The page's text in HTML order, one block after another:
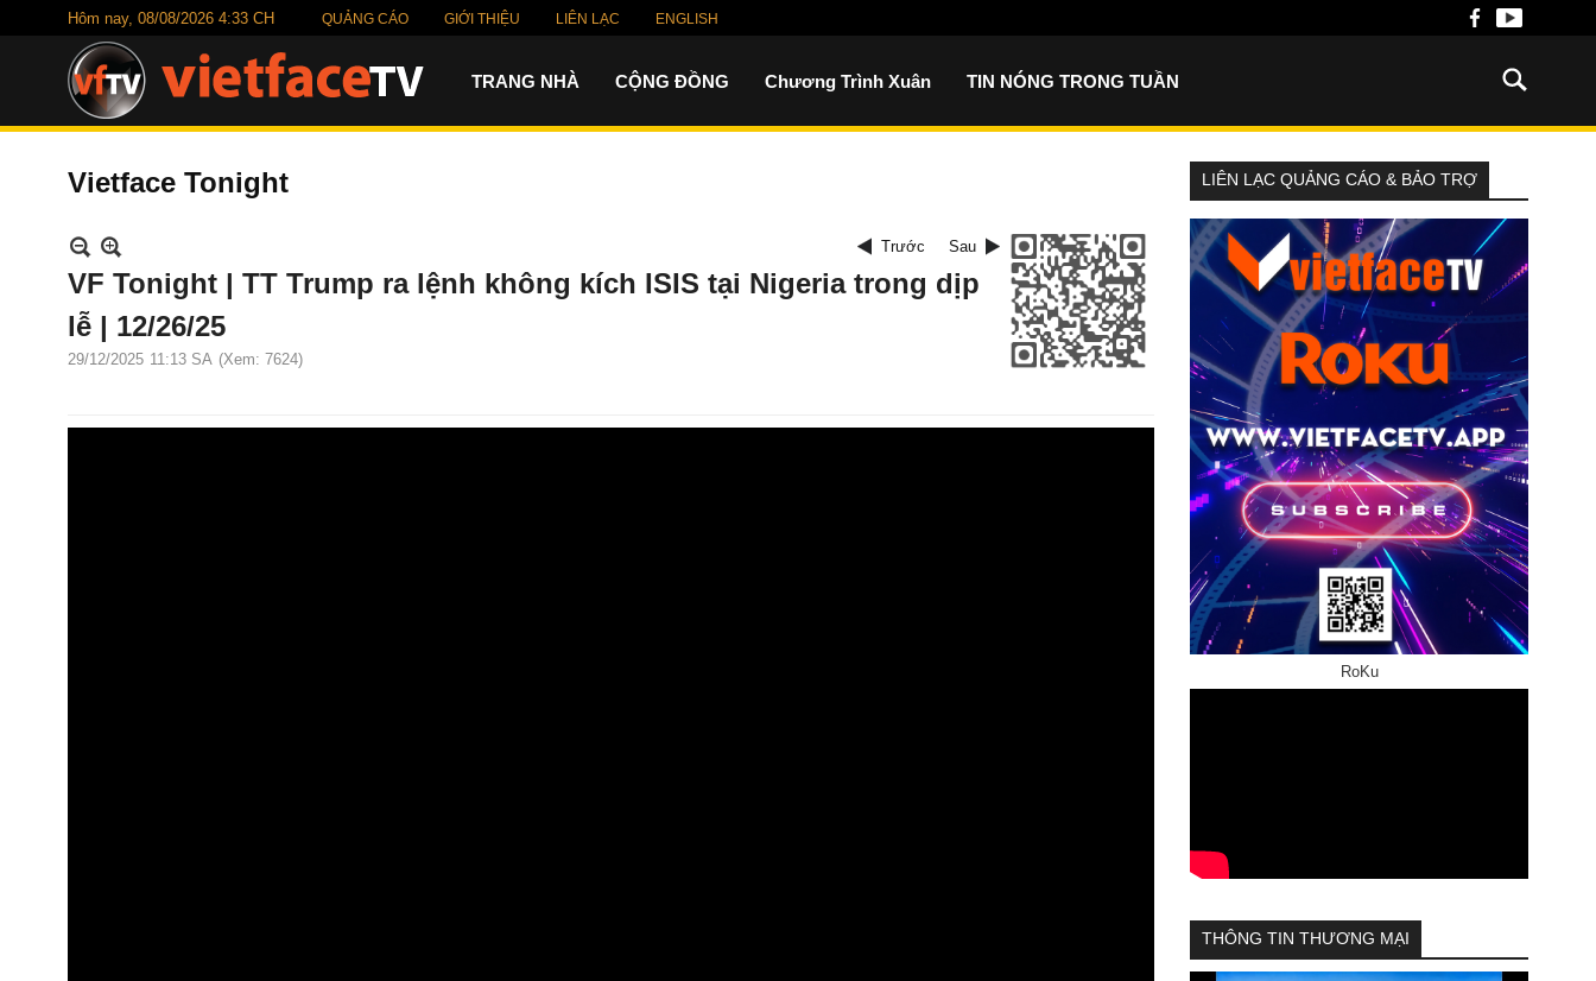
Hôm nay, 08/08/2026 4:33 CH QUẢNG CÁO GIỚI THIỆU LIÊN LẠC ENGLISH
TRANG NHÀ CỘNG ĐỒNG Chương Trình Xuân TIN NÓNG TRONG TUẦN
Vietface Tonight
Trước Sau
VF Tonight | TT Trump ra lệnh không kích ISIS tại Nigeria trong dịp
lễ | 12/26/25
29/12/2025 11:13 SA (Xem: 7624)
LIÊN LẠC QUẢNG CÁO & BẢO TRỢ
RoKu
THÔNG TIN THƯƠNG MẠI